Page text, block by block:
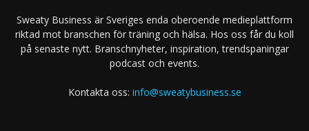
Sweaty Business är Sveriges enda oberoende medieplattform
riktad mot branschen för träning och hälsa. Hos oss får du koll
på senaste nytt. Branschnyheter, inspiration, trendspaningar
podcast och events.
Kontakta oss: info@sweatybusiness.se